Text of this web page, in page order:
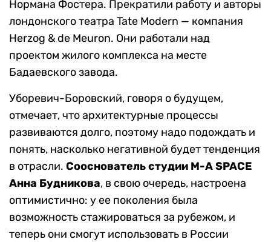
Нормана Фостера. Прекратили работу и авторы
лондонского театра Tate Modern — компания
Herzog & de Meuron. Они работали над
проектом жилого комплекса на месте
Бадаевского завода.
Уборевич-Боровский, говоря о будущем,
отмечает, что архитектурные процессы
развиваются долго, поэтому надо подождать и
понять, насколько негативной будет тенденция
в отрасли. Сооснователь студии M-A SPACE
Анна Будникова, в свою очередь, настроена
оптимистично: у ее поколения была
возможность стажироваться за рубежом, и
теперь они смогут использовать в России